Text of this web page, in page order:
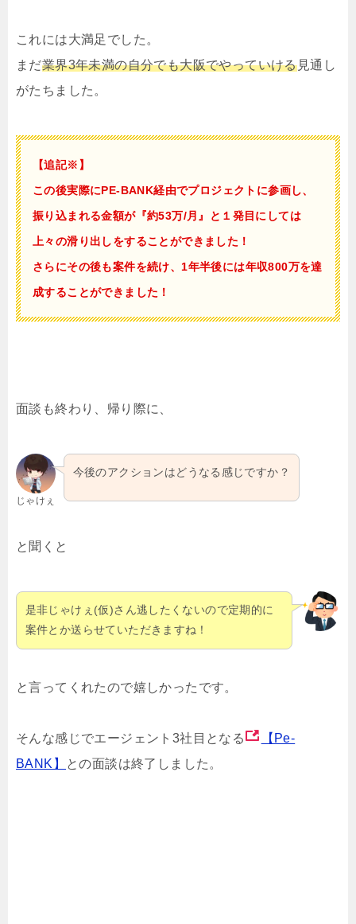
これには大満足でした。
まだ業界3年未満の自分でも大阪でやっていける見通し
がたちました。
【追記※】
この後実際にPE-BANK経由でプロジェクトに参画し、
振り込まれる金額が『約53万/月』と１発目にしては
上々の滑り出しをすることができました！
さらにその後も案件を続け、1年半後には年収800万を達
成することができました！
面談も終わり、帰り際に、
じゃけぇ
今後のアクションはどうなる感じですか？
と聞くと
是非じゃけぇ(仮)さん逃したくないので定期的に
案件とか送らせていただきますね！
と言ってくれたので嬉しかったです。
そんな感じでエージェント3社目となる
【Pe-
BANK】
との面談は終了しました。